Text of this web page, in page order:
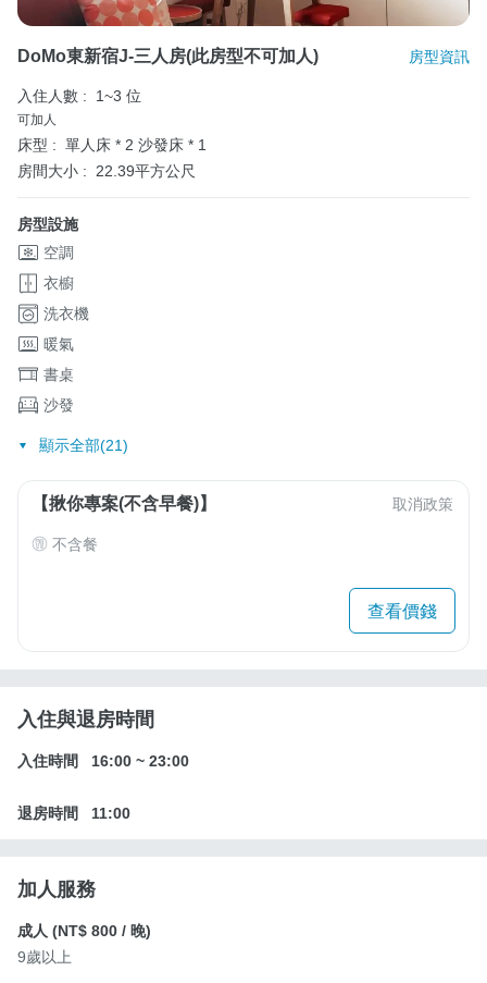
DoMo東新宿J-三人房(此房型不可加人) 房型資訊
入住人數 : 1~3 位
可加人
床型 : 單人床 * 2 沙發床 * 1
房間大小 :
22.39平方公尺
房型設施
空調
衣櫥
洗衣機
暖氣
書桌
沙發
顯示全部(21)
【揪你專案(不含早餐)】 取消政策
不含餐
查看價錢
入住與退房時間
入住時間 16:00 ~ 23:00
退房時間 11:00
加人服務
成人 (NT$ 800 / 晚)
9歲以上